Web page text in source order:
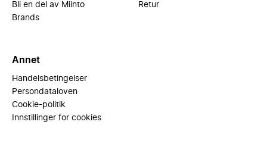
Bli en del av Miinto
Brands
Retur
Annet
Handelsbetingelser
Persondataloven
Cookie-politik
Innstillinger for cookies